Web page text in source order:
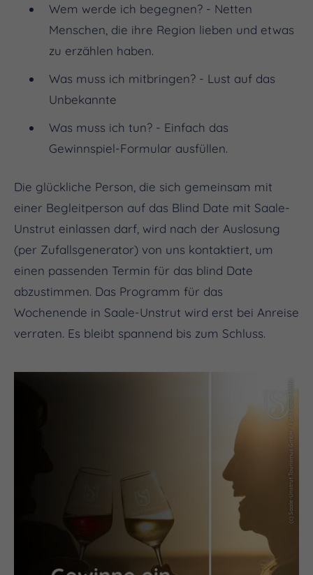
Wem werde ich begegnen? - Netten
Menschen, die ihre Region lieben und etwas
zu erzählen haben.
Was muss ich mitbringen? - Lust auf das
Unbekannte
Was muss ich tun? - Einfach das
Gewinnspiel-Formular ausfüllen.
Die glückliche Person, die sich gemeinsam mit
einer Begleitperson auf das Blind Date mit Saale-
Unstrut einlassen darf, wird nach der Auslosung
(per Zufallsgenerator) von uns kontaktiert, um
einen passenden Termin für das blind Date
abzustimmen. Das Programm für das
Wochenende in Saale-Unstrut wird erst bei Anreise
verraten. Es bleibt spannend bis zum Schluss.
(c) Saale-Unstrut Tourismus GmbH / Foto Falko Matte